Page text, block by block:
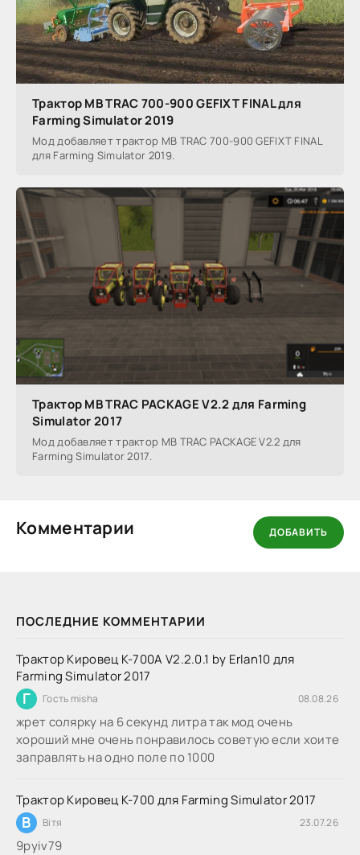
ПОСЛЕДНИЕ КОММЕНТАРИИ
Трактор Кировец К-700А V2.2.0.1 by Erlan10 для
Farming Simulator 2017
Г Гость misha 08.08.26
жрет солярку на 6 секунд литра так мод очень
хороший мне очень понравилось советую если хоите
заправлять на одно поле по 1000
Трактор Кировец К-700 для Farming Simulator 2017
В Вітя 23.07.26
9руіv79
Трактор MB TRAC 700-900 GEFIXT FINAL для
Farming Simulator 2019
Мод добавляет трактор MB TRAC 700-900 GEFIXT FINAL
для Farming Simulator 2019.
Трактор MB TRAC PACKAGE V2.2 для Farming
Simulator 2017
Мод добавляет трактор MB TRAC PACKAGE V2.2 для
Farming Simulator 2017.
Комментарии ДОБАВИТЬ